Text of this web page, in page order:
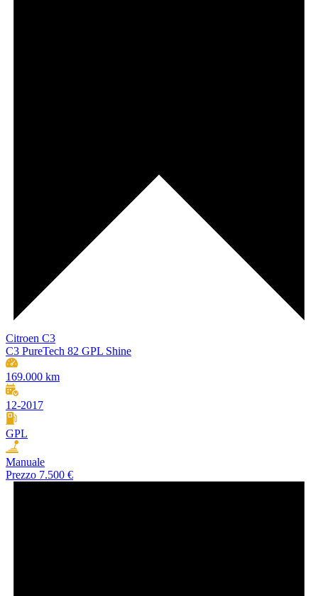
Citroen C3
C3 PureTech 82 GPL Shine
169.000 km
12-2017
GPL
Manuale
Prezzo 7.500 €